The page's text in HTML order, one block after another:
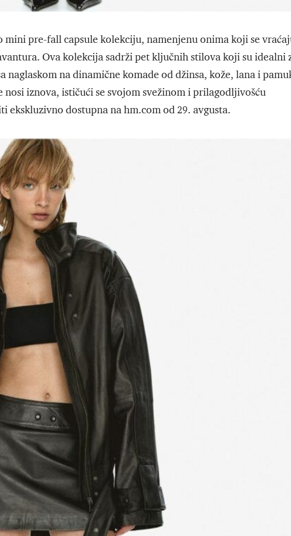
pre-fall capsule kolekciju, namenjenu onima koji se
Ova kolekcija sadrži pet ključnih stilova koji su idealni
naglaskom na dinamične komade od džinsa, kože, lana i
nosi iznova, ističući se svojom svežinom i prilagodljivošću
dostupna na hm.com od 29. avgusta.